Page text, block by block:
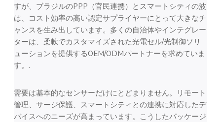
すが、ブラジルのPPP（官民連携）とスマートシティの波
は、コスト効率の高い認定サプライヤーにとって大きなチ
ャンスを生み出しています。多くの自治体やインテグレー
ターは、柔軟でカスタマイズされた光電セル/光制御ソリ
ューションを提供するOEM/ODMパートナーを求めていま
す。.
需要は基本的なセンサーだけにとどまりません。リモート
管理、サージ保護、スマートシティとの連携に対応したデ
バイスへのニーズが高まっています。こうしたパッケージ